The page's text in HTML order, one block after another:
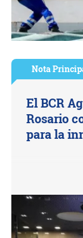
Nota
El BCR
Rosario
para la